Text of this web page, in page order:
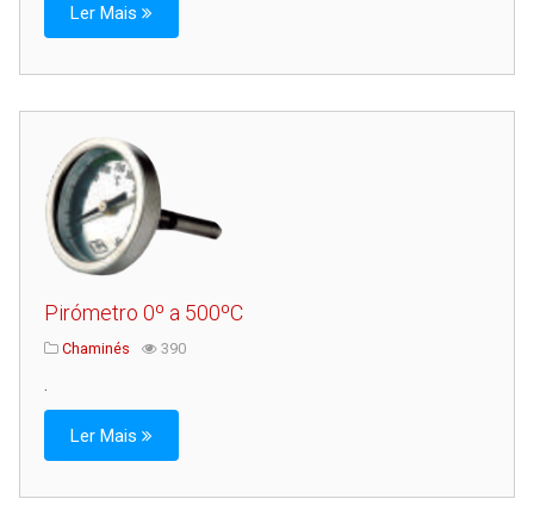
Ler Mais
Pirómetro 0º a 500ºC
Chaminés 390
Ler Mais